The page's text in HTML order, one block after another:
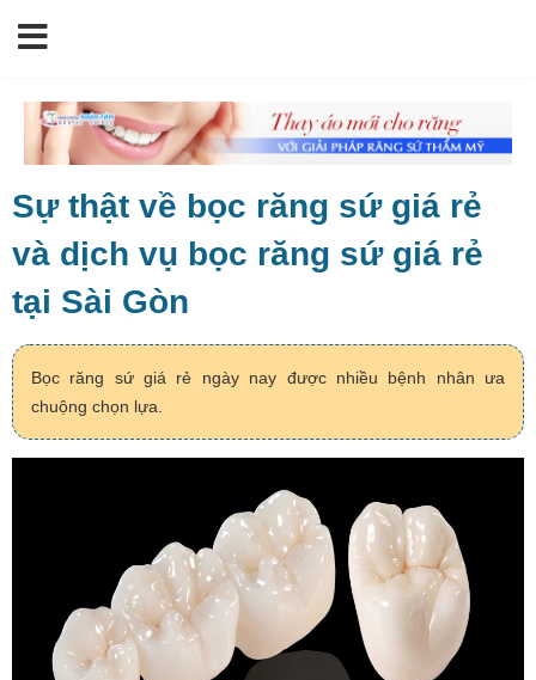
Sự thật về bọc răng sứ giá rẻ
và dịch vụ bọc răng sứ giá rẻ
tại Sài Gòn
Bọc răng sứ giá rẻ ngày nay được nhiều bệnh nhân ưa
chuộng chọn lựa.